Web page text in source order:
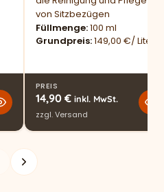
von Sitzbezügen
Füllmenge 100 ml
Grundpreis 149,00 €/ Liter
PREIS
14,90 € inkl. MwSt.
zzgl.Versand